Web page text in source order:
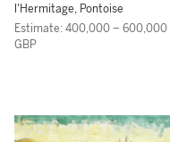
l'Hermitage, Pontoise
Estimate: 400,000 – 600,000
GBP